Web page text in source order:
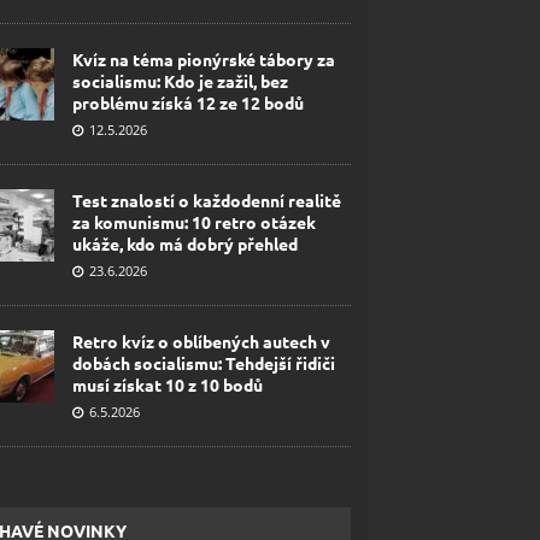
Kvíz na téma pionýrské tábory za
socialismu: Kdo je zažil, bez
problému získá 12 ze 12 bodů
12.5.2026
Test znalostí o každodenní realitě
za komunismu: 10 retro otázek
ukáže, kdo má dobrý přehled
23.6.2026
Retro kvíz o oblíbených autech v
dobách socialismu: Tehdejší řidiči
musí získat 10 z 10 bodů
6.5.2026
NOVINKY